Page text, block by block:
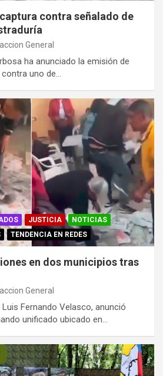
contra señalado de
General
ha anunciado la emisión de
uno de…
JUSTICIA
NOTICIAS
TENDENCIA EN REDES
en dos municipios tras
General
Fernando Velasco, anunció
unificado ubicado en…